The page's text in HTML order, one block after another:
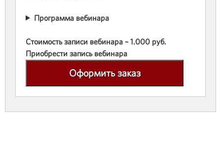
Программа вебинара
Стоимость записи вебинара – 1.000 руб.
Приобрести запись вебинара
Оформить заказ